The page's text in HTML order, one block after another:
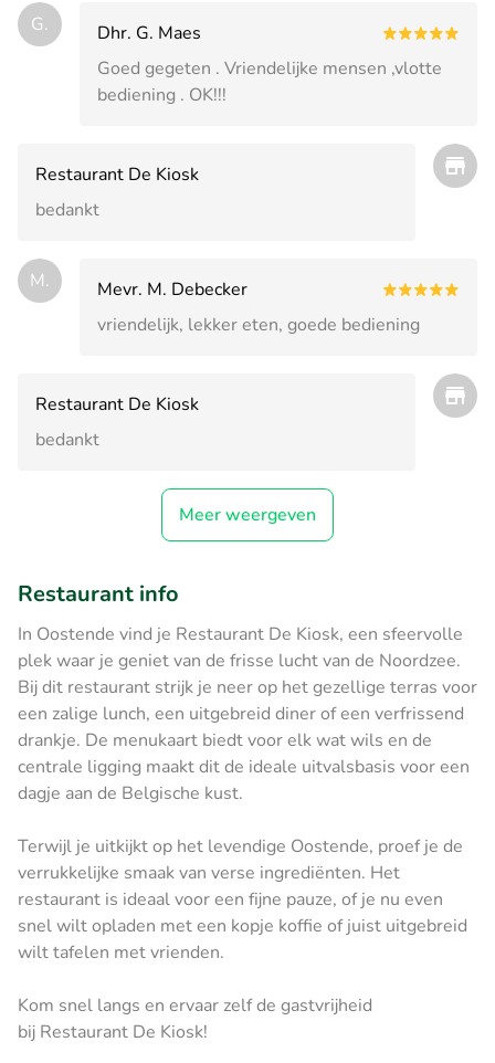
G.
Dhr. G. Maes
Goed gegeten . Vriendelijke mensen ,vlotte
bediening . OK!!!
Restaurant De Kiosk
bedankt
M.
Mevr. M. Debecker
vriendelijk, lekker eten, goede bediening
Restaurant De Kiosk
bedankt
Meer weergeven
Restaurant info
In Oostende vind je Restaurant De Kiosk, een sfeervolle
plek waar je geniet van de frisse lucht van de Noordzee.
Bij dit restaurant strijk je neer op het gezellige terras voor
een zalige lunch, een uitgebreid diner of een verfrissend
drankje. De menukaart biedt voor elk wat wils en de
centrale ligging maakt dit de ideale uitvalsbasis voor een
dagje aan de Belgische kust.
Terwijl je uitkijkt op het levendige Oostende, proef je de
verrukkelijke smaak van verse ingrediënten. Het
restaurant is ideaal voor een fijne pauze, of je nu even
snel wilt opladen met een kopje koffie of juist uitgebreid
wilt tafelen met vrienden.
Kom snel langs en ervaar zelf de gastvrijheid
bij Restaurant De Kiosk!